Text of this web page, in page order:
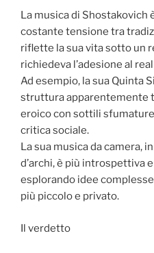
La musica di Shostakovich
costante tensione tra
riflette la sua vita sotto un
richiedeva l’adesione al
Ad esempio, la sua Quinta
struttura apparentemente
eroico con sottili
critica sociale.
La sua musica da camera,
d’archi, è più introspettiva
esplorando idee
più piccolo e privato.
Il verdetto